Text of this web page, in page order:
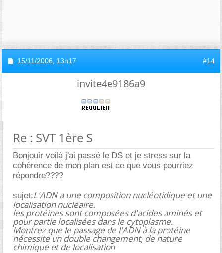
15/11/2006, 13h17 #14
invite4e9186a9
Re : SVT 1ère S
Bonjouir voilà j'ai passé le DS et je stress sur la
cohérence de mon plan est ce que vous pourriez
répondre????
sujet:L'ADN a une composition nucléotidique et une
localisation nucléaire.
les protéines sont composées d'acides aminés et
pour partie localisées dans le cytoplasme.
Montrez que le passage de l'ADN à la protéine
nécessite un double changement, de nature
chimique et de localisation